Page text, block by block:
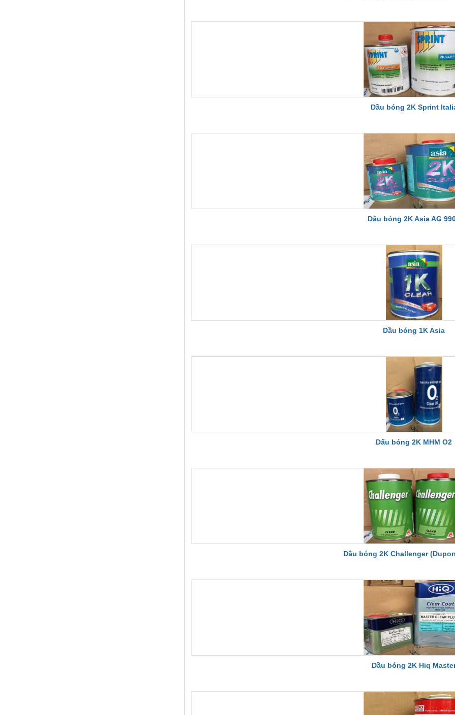
Dầu bóng 2K Sprint
Dầu bóng 2K Asia AG
Dầu bóng 1K Asia
Dấu bóng 2K MHM O2
Dầu bóng 2K Challenger
Dầu bóng 2K Hiq